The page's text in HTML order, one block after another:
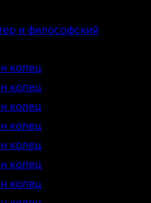
и философский
колец
колец
колец
колец
колец
колец
колец